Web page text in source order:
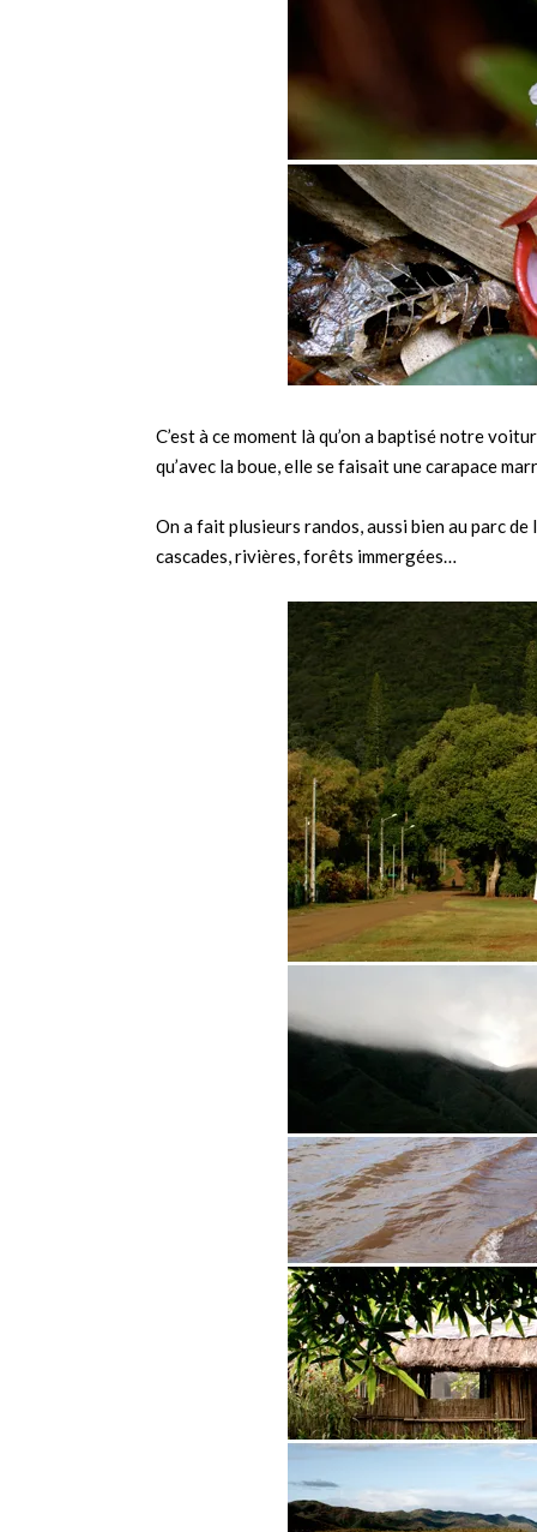
C’est à ce moment là qu’on a baptisé notre
qu’avec la boue, elle se faisait une carapace
On a fait plusieurs randos, aussi bien au parc
cascades, rivières, forêts immergées…